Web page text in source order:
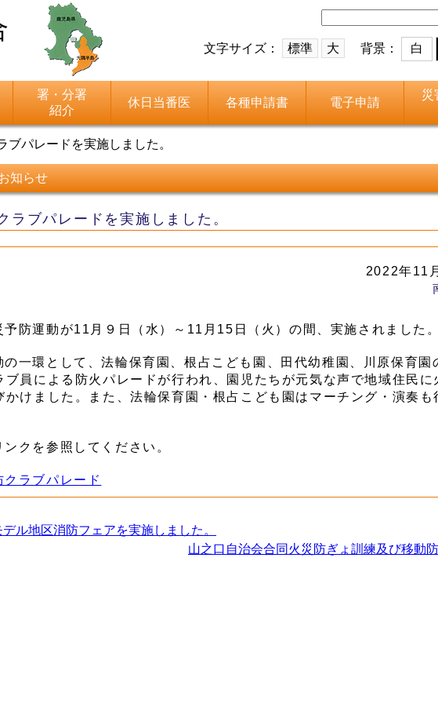
検
索:
文字サイズ：
標準 大 背景： 白
署・分署
紹介
休日当番医 各種申請書 電子申請
災
ブパレードを実施しました。
知らせ
ラブパレードを実施しました。
2022年11
予防運動が11月９日（水）～11月15日（火）の間、実施されました。
の一環として、法輪保育園、根占こども園、田代幼稚園、川原保育園
ブ員による防火パレードが行われ、園児たちが元気な声で地域住民に
かけました。また、法輪保育園・根占こども園はマーチング・演奏も
ンクを参照してください。
クラブパレード
ル地区消防フェアを実施しました。
山之口自治会合同火災防ぎょ訓練及び移動